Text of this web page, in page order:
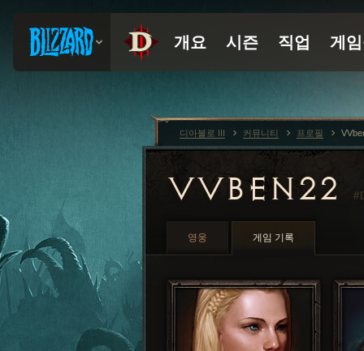
VVBEN22
영웅 게임 기록
디아블로 III 커뮤니티 프로필